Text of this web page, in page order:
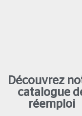
Découvrez
catalogue
réemploi